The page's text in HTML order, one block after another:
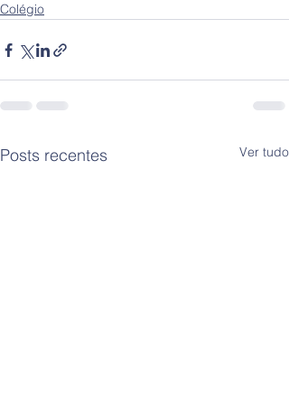
Colégio
Posts recentes Ver tudo